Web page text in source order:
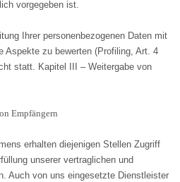
vorgegeben ist.
Ihrer personenbezogenen Daten mit
Aspekte zu bewerten (Profiling, Art. 4
statt. Kapitel III – Weitergabe von
Empfängern
erhalten diejenigen Stellen Zugriff
unserer vertraglichen und
Auch von uns eingesetzte Dienstleister